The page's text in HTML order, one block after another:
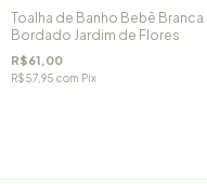
Toalha de Banho Bebê Branca
Bordado Jardim de Flores
R$61,00
R$57,95 com Pix